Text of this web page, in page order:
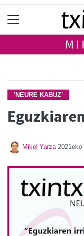
'NEURE KABUZ'
Mikel Yarza 2021eko